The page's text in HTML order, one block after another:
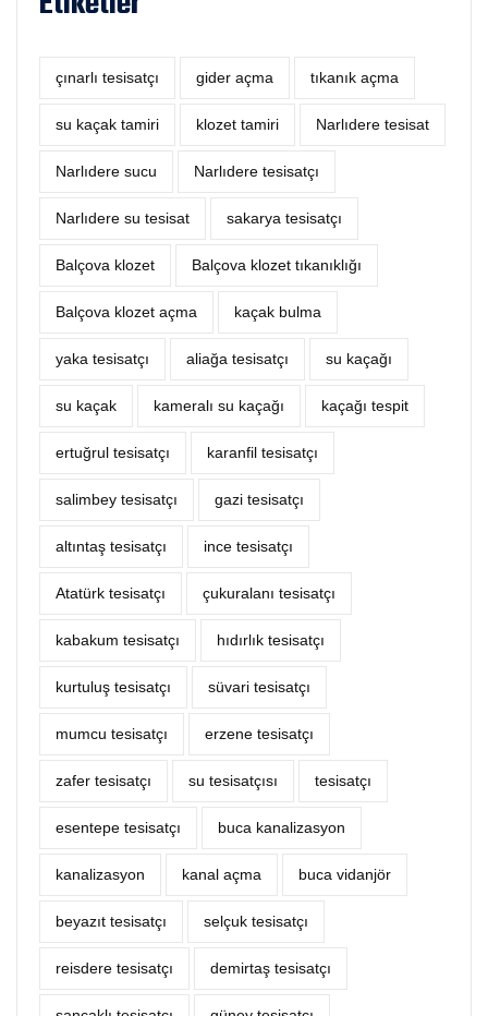
çınarlı tesisatçı ‎gider açma tıkanık açma
su kaçak tamiri klozet tamiri Narlıdere tesisat
Narlıdere sucu Narlıdere tesisatçı
Narlıdere su tesisat sakarya tesisatçı
Balçova klozet Balçova klozet tıkanıklığı
Balçova klozet açma kaçak bulma
yaka tesisatçı aliağa tesisatçı su kaçağı
su kaçak kameralı su kaçağı kaçağı tespit
ertuğrul tesisatçı karanfil tesisatçı
salimbey tesisatçı gazi tesisatçı
altıntaş tesisatçı ince tesisatçı
Atatürk tesisatçı çukuralanı tesisatçı
kabakum tesisatçı hıdırlık tesisatçı
kurtuluş tesisatçı süvari tesisatçı
mumcu tesisatçı erzene tesisatçı
zafer tesisatçı su tesisatçısı tesisatçı
esentepe tesisatçı buca kanalizasyon
kanalizasyon kanal açma buca vidanjör
beyazıt tesisatçı selçuk tesisatçı
reisdere tesisatçı demirtaş tesisatçı